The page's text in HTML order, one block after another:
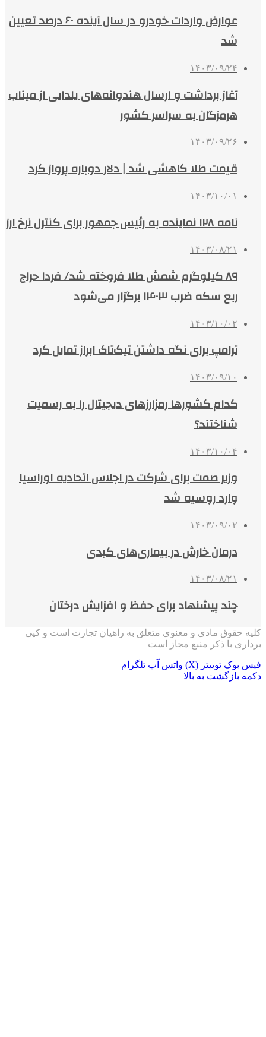
عوارض واردات خودرو در سال آینده ۶۰ درصد تعیین
شد
۱۴۰۳/۰۹/۲۴
آغاز برداشت و ارسال هندوانه‌های یلدایی از میناب
هرمزگان به سراسر کشور
۱۴۰۳/۰۹/۲۶
قیمت طلا کاهشی شد | دلار دوباره پرواز کرد
۱۴۰۳/۱۰/۰۱
نامه ۱۲۸ نماینده به رئیس جمهور برای کنترل نرخ ارز
۱۴۰۳/۰۸/۲۱
۸۹ کیلوگرم شمش طلا فروخته شد/ فردا حراج
ربع سکه ضرب ۱۴۰۳ برگزار می‌شود
۱۴۰۳/۱۰/۰۲
ترامپ برای نگه داشتن تیک‌تاک ابراز تمایل کرد
۱۴۰۳/۰۹/۱۰
کدام کشورها رمزارزهای دیجیتال را به رسمیت
شناختند؟
۱۴۰۳/۱۰/۰۴
وزیر صمت برای شرکت در اجلاس اتحادیه اوراسیا
وارد روسیه شد
۱۴۰۳/۰۹/۰۲
درمان خارش در بیماری‌های کبدی
۱۴۰۳/۰۸/۲۱
چند پیشنهاد برای حفظ و افزایش درختان
کلیه حقوق مادی و معنوی متعلق به راهیان تجارت است و کپی
برداری با ذکر منبع مجاز است
فیس بوک توییتر (X) واتس آپ تلگرام
دکمه بازگشت به بالا